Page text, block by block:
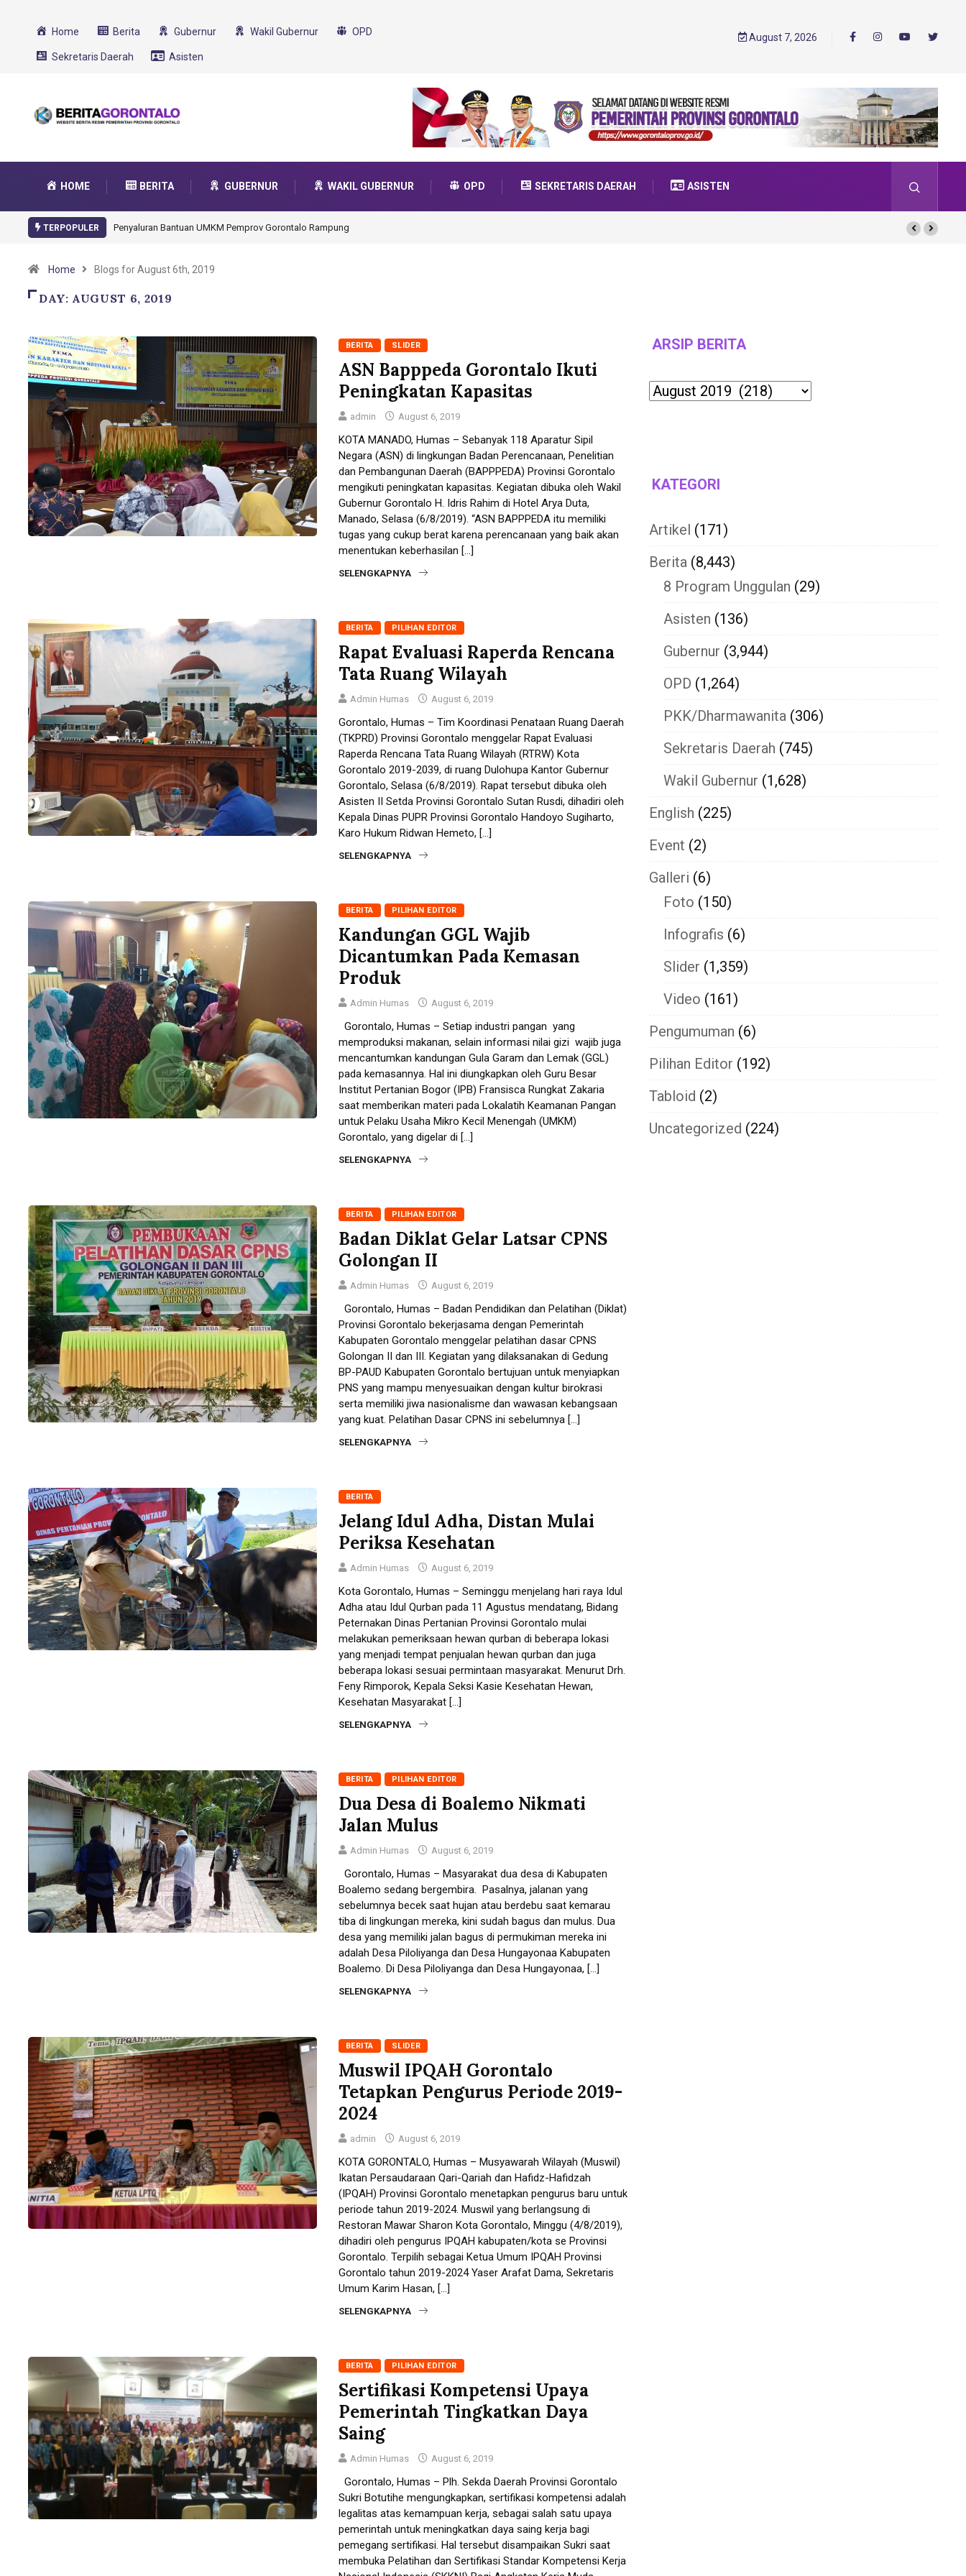
Home Berita Gubernur Wakil Gubernur OPD
Sekretaris Daerah Asisten
August 7, 2026
HOME BERITA GUBERNUR WAKIL GUBERNUR OPD SEKRETARIS DAERAH ASISTEN
TERPOPULER Gorontalo Ikut Dukung Program SMA Unggul Garuda Transformasi 2025
Home Blogs for August 6th, 2019
DAY: AUGUST 6, 2019
BERITA SLIDER
ASN Bapppeda Gorontalo Ikuti
Peningkatan Kapasitas
admin August 6, 2019
KOTA MANADO, Humas – Sebanyak 118 Aparatur Sipil
Negara (ASN) di lingkungan Badan Perencanaan, Penelitian
dan Pembangunan Daerah (BAPPPEDA) Provinsi Gorontalo
mengikuti peningkatan kapasitas. Kegiatan dibuka oleh Wakil
Gubernur Gorontalo H. Idris Rahim di Hotel Arya Duta,
Manado, Selasa (6/8/2019). “ASN BAPPPEDA itu memiliki
tugas yang cukup berat karena perencanaan yang baik akan
menentukan keberhasilan […]
SELENGKAPNYA
BERITA PILIHAN EDITOR
Rapat Evaluasi Raperda Rencana
Tata Ruang Wilayah
Admin Humas August 6, 2019
Gorontalo, Humas – Tim Koordinasi Penataan Ruang Daerah
(TKPRD) Provinsi Gorontalo menggelar Rapat Evaluasi
Raperda Rencana Tata Ruang Wilayah (RTRW) Kota
Gorontalo 2019-2039, di ruang Dulohupa Kantor Gubernur
Gorontalo, Selasa (6/8/2019). Rapat tersebut dibuka oleh
Asisten II Setda Provinsi Gorontalo Sutan Rusdi, dihadiri oleh
Kepala Dinas PUPR Provinsi Gorontalo Handoyo Sugiharto,
Karo Hukum Ridwan Hemeto, […]
SELENGKAPNYA
BERITA PILIHAN EDITOR
Kandungan GGL Wajib
Dicantumkan Pada Kemasan
Produk
Admin Humas August 6, 2019
Gorontalo, Humas – Setiap industri pangan yang
memproduksi makanan, selain informasi nilai gizi wajib juga
mencantumkan kandungan Gula Garam dan Lemak (GGL)
pada kemasannya. Hal ini diungkapkan oleh Guru Besar
Institut Pertanian Bogor (IPB) Fransisca Rungkat Zakaria
saat memberikan materi pada Lokalatih Keamanan Pangan
untuk Pelaku Usaha Mikro Kecil Menengah (UMKM)
Gorontalo, yang digelar di […]
SELENGKAPNYA
BERITA PILIHAN EDITOR
Badan Diklat Gelar Latsar CPNS
Golongan II
Admin Humas August 6, 2019
Gorontalo, Humas – Badan Pendidikan dan Pelatihan (Diklat)
Provinsi Gorontalo bekerjasama dengan Pemerintah
Kabupaten Gorontalo menggelar pelatihan dasar CPNS
Golongan II dan III. Kegiatan yang dilaksanakan di Gedung
BP-PAUD Kabupaten Gorontalo bertujuan untuk menyiapkan
PNS yang mampu menyesuaikan dengan kultur birokrasi
serta memiliki jiwa nasionalisme dan wawasan kebangsaan
yang kuat. Pelatihan Dasar CPNS ini sebelumnya […]
SELENGKAPNYA
BERITA
Jelang Idul Adha, Distan Mulai
Periksa Kesehatan
Admin Humas August 6, 2019
Kota Gorontalo, Humas – Seminggu menjelang hari raya Idul
Adha atau Idul Qurban pada 11 Agustus mendatang, Bidang
Peternakan Dinas Pertanian Provinsi Gorontalo mulai
melakukan pemeriksaan hewan qurban di beberapa lokasi
yang menjadi tempat penjualan hewan qurban dan juga
beberapa lokasi sesuai permintaan masyarakat. Menurut Drh.
Feny Rimporok, Kepala Seksi Kasie Kesehatan Hewan,
Kesehatan Masyarakat […]
SELENGKAPNYA
BERITA PILIHAN EDITOR
Dua Desa di Boalemo Nikmati
Jalan Mulus
Admin Humas August 6, 2019
Gorontalo, Humas – Masyarakat dua desa di Kabupaten
Boalemo sedang bergembira. Pasalnya, jalanan yang
sebelumnya becek saat hujan atau berdebu saat kemarau
tiba di lingkungan mereka, kini sudah bagus dan mulus. Dua
desa yang memiliki jalan bagus di permukiman mereka ini
adalah Desa Piloliyanga dan Desa Hungayonaa Kabupaten
Boalemo. Di Desa Piloliyanga dan Desa Hungayonaa, […]
SELENGKAPNYA
BERITA SLIDER
Muswil IPQAH Gorontalo
Tetapkan Pengurus Periode 2019-
2024
admin August 6, 2019
KOTA GORONTALO, Humas – Musyawarah Wilayah (Muswil)
Ikatan Persaudaraan Qari-Qariah dan Hafidz-Hafidzah
(IPQAH) Provinsi Gorontalo menetapkan pengurus baru untuk
periode tahun 2019-2024. Muswil yang berlangsung di
Restoran Mawar Sharon Kota Gorontalo, Minggu (4/8/2019),
dihadiri oleh pengurus IPQAH kabupaten/kota se Provinsi
Gorontalo. Terpilih sebagai Ketua Umum IPQAH Provinsi
Gorontalo tahun 2019-2024 Yaser Arafat Dama, Sekretaris
Umum Karim Hasan, […]
SELENGKAPNYA
BERITA PILIHAN EDITOR
Sertifikasi Kompetensi Upaya
Pemerintah Tingkatkan Daya
Saing
Admin Humas August 6, 2019
Gorontalo, Humas – Plh. Sekda Daerah Provinsi Gorontalo
Sukri Botutihe mengungkapkan, sertifikasi kompetensi adalah
legalitas atas kemampuan kerja, sebagai salah satu upaya
pemerintah untuk meningkatkan daya saing kerja bagi
pemegang sertifikasi. Hal tersebut disampaikan Sukri saat
membuka Pelatihan dan Sertifikasi Standar Kompetensi Kerja
ARSIP BERITA
Archives
KATEGORI
Artikel (171)
Berita (8,443)
8 Program Unggulan (29)
Asisten (136)
Gubernur (3,944)
OPD (1,264)
PKK/Dharmawanita (306)
Sekretaris Daerah (745)
Wakil Gubernur (1,628)
English (225)
Event (2)
Galleri (6)
Foto (150)
Infografis (6)
Slider (1,359)
Video (161)
Pengumuman (6)
Pilihan Editor (192)
Tabloid (2)
Uncategorized (224)